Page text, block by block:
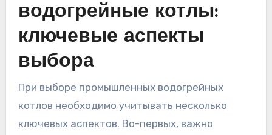
водогрейные котлы:
ключевые аспекты
выбора
При выборе промышленных водогрейных
котлов необходимо учитывать несколько
ключевых аспектов. Во-первых, важно